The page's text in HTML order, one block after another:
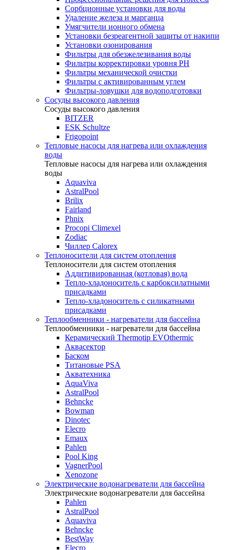
Сорбционные установки для воды
Удаление железа и марганца
Умягчители ионного обмена
Установки безреагентной защиты от накипи
Установки озонирования
Фильтры для обезжелезивания воды
Фильтры корректировки уровня PH
Фильтры механической очистки
Фильтры с активированным углем
Фильтры-ловушки для водоподготовки
Сосуды высокого давления
Сосуды высокого давления
BITZER
ESK Schultze
Frigopoint
Тепловые насосы для нагрева или охлаждения
воды
Тепловые насосы для нагрева или охлаждения
воды
Aquaviva
AstralPool
Brilix
Fairland
Phnix
Procopi Climexel
Zodiac
Чиллер Calorex
Теплоносители для систем отопления
Теплоносители для систем отопления
Аддитивированная (котловая) вода
Тепло-хладоноситель с карбоксилатными
присадками
Тепло-хладоноситель с силикатными
присадками
Теплообменники - нагреватели для бассейна
Теплообменники - нагреватели для бассейна
Керамический Thermotip EVOthermic
Аквасектор
Баском
Титановые PSA
Акватехника
AquaViva
AstralPool
Behncke
Bowman
Dinotec
Elecro
Emaux
Pahlen
Pool King
VagnerPool
Xenozone
Электрические водонагреватели для бассейна
Электрические водонагреватели для бассейна
Pahlen
AstralPool
Aquaviva
Behncke
BestWay
Elecro